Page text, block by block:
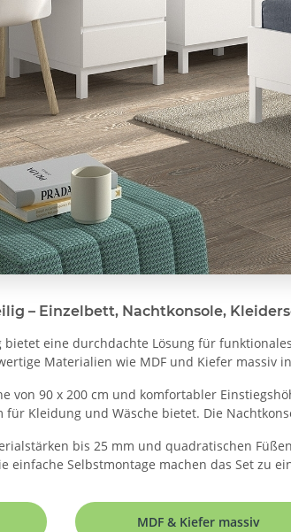
– Einzelbett, Nachtkonsole,
bietet eine durchdachte Lösung für
Materialien wie MDF und Kiefer
von 90 x 200 cm und komfortabler
für Kleidung und Wäsche bietet. Die
bis 25 mm und quadratischen
einfache Selbstmontage machen das Set zu
MDF & Kiefer massiv